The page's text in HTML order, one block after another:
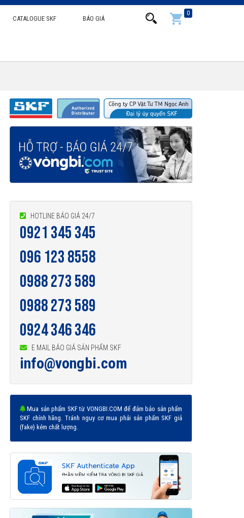
CATALOGUE SKF BÁO GIÁ
0
HOTLINE BÁO GIÁ 24/7
0921 345 345
096 123 8558
0988 273 589
0988 273 589
0924 346 346
E MAIL BÁO GIÁ SẢN PHẨM SKF
info@vongbi.com
Mua sản phẩm SKF từ VONGBI.COM để đảm bảo sản phẩm
SKF chính hãng. Tránh nguy cơ mua phải sản phẩm SKF giả
(fake) kém chất lượng.